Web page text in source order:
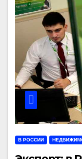
В РОССИИ